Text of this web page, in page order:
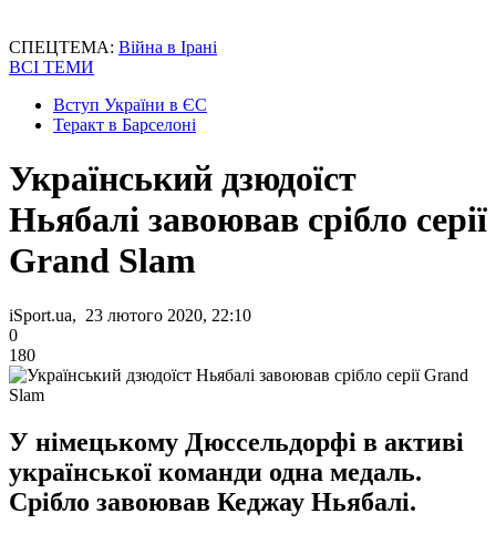
СПЕЦТЕМА: Війна в Ірані
ВСІ ТЕМИ
Вступ України в ЄС
Теракт в Барселоні
Український дзюдоїст
Ньябалі завоював срібло серії
Grand Slam
iSport.ua, 23 лютого 2020, 22:10
0
180
У німецькому Дюссельдорфі в активі
української команди одна медаль.
Срібло завоював Кеджау Ньябалі.